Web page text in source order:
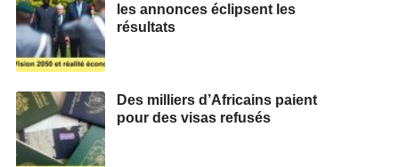
les annonces éclipsent les
résultats
Des milliers d’Africains paient
pour des visas refusés